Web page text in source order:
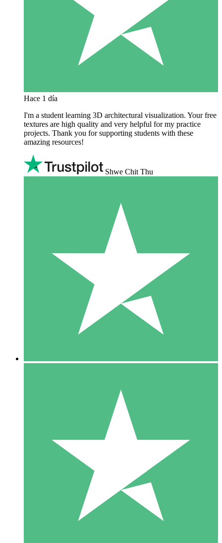
Hace 1 día
I'm a student learning 3D architectural visualization. Your free
textures are high quality and very helpful for my practice
projects. Thank you for supporting students with these
amazing resources!
Shwe Chit Thu